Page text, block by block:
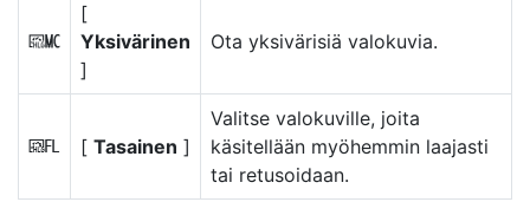
d
[
Yksivärinen
]
Ota yksivärisiä valokuvia.
e [ Tasainen ]
Valitse valokuville, joita
käsitellään myöhemmin laajasti
tai retusoidaan.